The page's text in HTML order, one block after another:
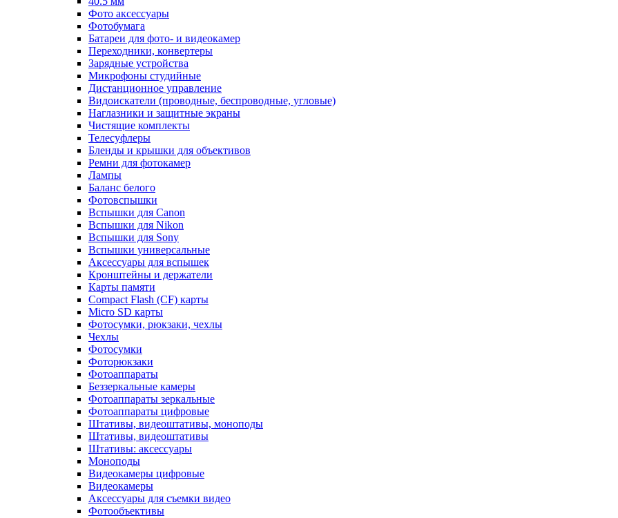
Фото аксессуары
Фотобумага
Батареи для фото- и видеокамер
Переходники, конвертеры
Зарядные устройства
Микрофоны студийные
Дистанционное управление
Видоискатели (проводные, беспроводные, угловые)
Наглазники и защитные экраны
Чистящие комплекты
Телесуфлеры
Бленды и крышки для объективов
Ремни для фотокамер
Лампы
Баланс белого
Фотовспышки
Вспышки для Canon
Вспышки для Nikon
Вспышки для Sony
Вспышки универсальные
Аксесcуары для вспышек
Кронштейны и держатели
Карты памяти
Compact Flash (CF) карты
Micro SD карты
Фотосумки, рюкзаки, чехлы
Чехлы
Фотосумки
Фоторюкзаки
Фотоаппараты
Беззеркальные камеры
Фотоаппараты зеркальные
Фотоаппараты цифровые
Штативы, видеоштативы, моноподы
Штативы, видеоштативы
Штативы: аксессуары
Моноподы
Видеокамеры цифровые
Видеокамеры
Аксессуары для съемки видео
Фотообъективы